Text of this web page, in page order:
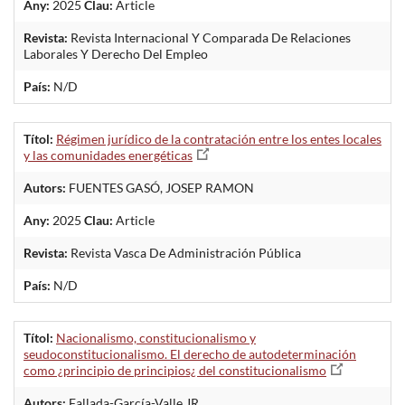
Any: 2025 Clau: Article
Revista: Revista Internacional Y Comparada De Relaciones
Laborales Y Derecho Del Empleo
País: N/D
Títol: Régimen jurídico de la contratación entre los entes locales
y las comunidades energéticas
Autors: FUENTES GASÓ, JOSEP RAMON
Any: 2025 Clau: Article
Revista: Revista Vasca De Administración Pública
País: N/D
Títol: Nacionalismo, constitucionalismo y
seudoconstitucionalismo. El derecho de autodeterminación
como ¿principio de principios¿ del constitucionalismo